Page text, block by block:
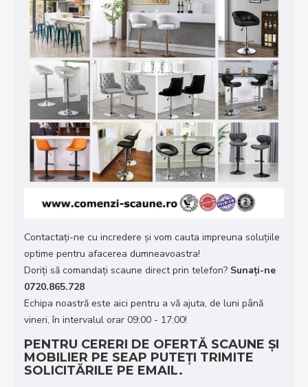
Contactați-ne cu incredere și vom cauta impreuna soluțiile
optime pentru afacerea dumneavoastra!
Doriţi să comandaţi scaune direct prin telefon? Sunaţi-ne
0720.865.728
Echipa noastră este aici pentru a vă ajuta, de luni până
vineri, în intervalul orar 09:00 - 17:00!
PENTRU CERERI DE OFERTĂ SCAUNE ȘI
MOBILIER PE SEAP PUTEȚI TRIMITE
SOLICITĂRILE PE EMAIL.